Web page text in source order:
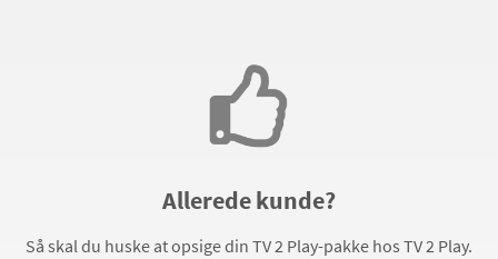
Allerede kunde?
Så skal du huske at opsige din TV 2 Play-pakke hos TV 2 Play.